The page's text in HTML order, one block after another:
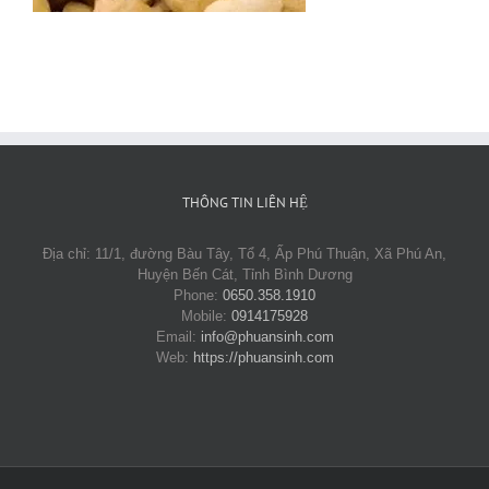
THÔNG TIN LIÊN HỆ
Địa chỉ: 11/1, đường Bàu Tây, Tổ 4, Ấp Phú Thuận, Xã Phú An,
Huyện Bến Cát, Tỉnh Bình Dương
Phone: 0650.358.1910
Mobile: 0914175928
Email: info@phuansinh.com
Web: https://phuansinh.com